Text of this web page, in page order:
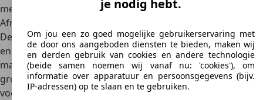
met een plug-in hybride-aandrijflijn.
Afmetingen
De Jeep Gladiator deelt het grootste deel van zijn onderstel
en carrosserie met de vijfdeurs Jeep Wrangler Unlimited,
maar is nóg een beetje langer. De Gladiator is dus een heel
grote offroad pick-up,ruim vijfenhalve meter lang, maar
voor wat betreft hoogte en breedte komt hij vrijwel
je nodig hebt.
Om jou een zo goed mogelijke gebruikerservaring met
de door ons aangeboden diensten te bieden, maken wij
en derden gebruik van cookies en andere technologie
(beide samen noemen wij vanaf nu: 'cookies'), om
informatie over apparatuur en persoonsgegevens (bijv.
IP-adressen) op te slaan en te gebruiken.